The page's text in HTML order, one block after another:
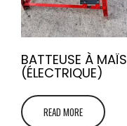
BATTEUSE À MAÏS
(ÉLECTRIQUE)
READ MORE